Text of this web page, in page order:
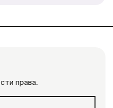
права.